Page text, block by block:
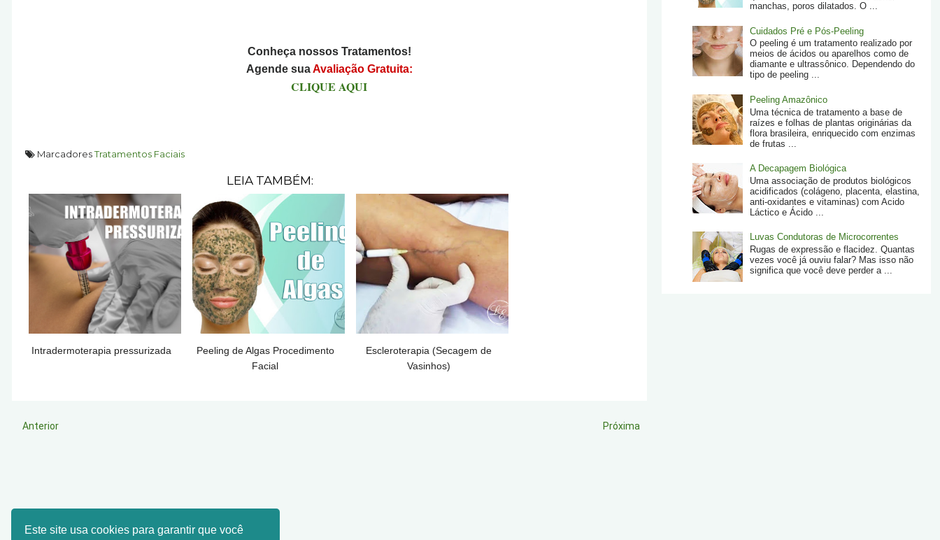
Este site usa cookies para garantir que você
Conheça nossos Tratamentos!
Agende suaAvaliação Gratuita:
CLIQUE AQUI
MarcadoresTratamentos Faciais
LEIA TAMBÉM:
Intradermoterapia pressurizada
Peeling de Algas Procedimento
Facial
Escleroterapia (Secagem de
Vasinhos)
Anterior Próxima
manchas, poros dilatados. O ...
Cuidados Pré e Pós-Peeling
O peeling é um tratamento realizado por
meios de ácidos ou aparelhos como de
diamante e ultrassônico. Dependendo do
tipo de peeling ...
Peeling Amazônico
Uma técnica de tratamento a base de
raízes e folhas de plantas originárias da
flora brasileira, enriquecido com enzimas
de frutas ...
A Decapagem Biológica
Uma associação de produtos biológicos
acidificados (colágeno, placenta, elastina,
anti-oxidantes e vitaminas) com Acido
Láctico e Ácido ...
Luvas Condutoras de Microcorrentes
Rugas de expressão e flacidez. Quantas
vezes você já ouviu falar? Mas isso não
significa que você deve perder a ...